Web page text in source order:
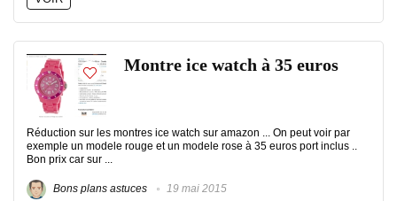
Montre ice watch à 35 euros
Réduction sur les montres ice watch sur amazon ... On peut voir par
exemple un modele rouge et un modele rose à 35 euros port inclus ..
Bon prix car sur ...
Bons plans astuces 19 mai 2015